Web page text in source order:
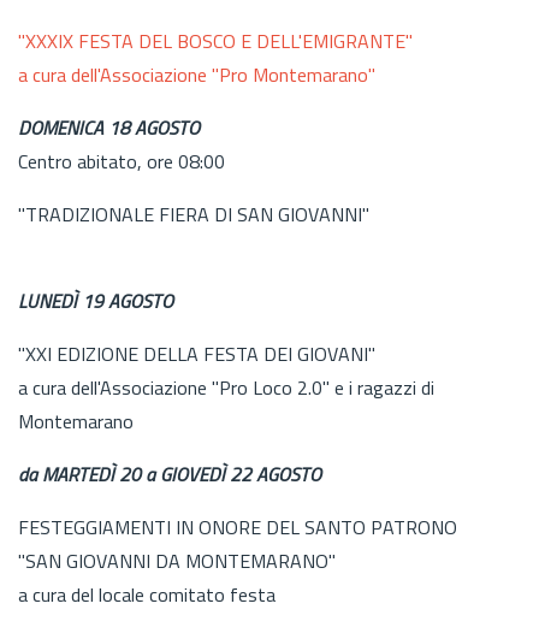
"XXXIX FESTA DEL BOSCO E DELL'EMIGRANTE"
a cura dell'Associazione "Pro Montemarano"
DOMENICA 18 AGOSTO
Centro abitato, ore 08:00
"TRADIZIONALE FIERA DI SAN GIOVANNI"
LUNEDÌ 19 AGOSTO
"XXI EDIZIONE DELLA FESTA DEI GIOVANI"
a cura dell'Associazione "Pro Loco 2.0" e i ragazzi di
Montemarano
da MARTEDÌ 20 a GIOVEDÌ 22 AGOSTO
FESTEGGIAMENTI IN ONORE DEL SANTO PATRONO
"SAN GIOVANNI DA MONTEMARANO"
a cura del locale comitato festa